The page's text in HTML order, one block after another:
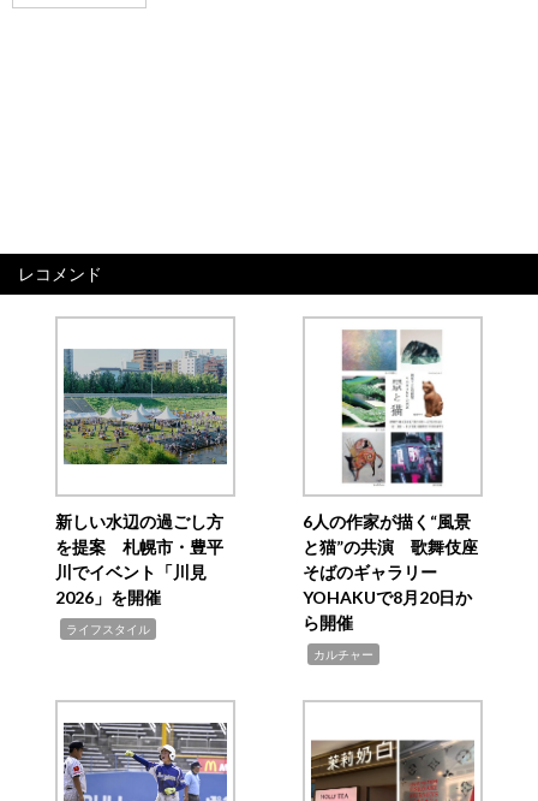
レコメンド
新しい水辺の過ごし方
を提案 札幌市・豊平
川でイベント「川見
2026」を開催
ライフスタイル
6人の作家が描く“風景
と猫”の共演 歌舞伎座
そばのギャラリー
YOHAKUで8月20日か
ら開催
カルチャー